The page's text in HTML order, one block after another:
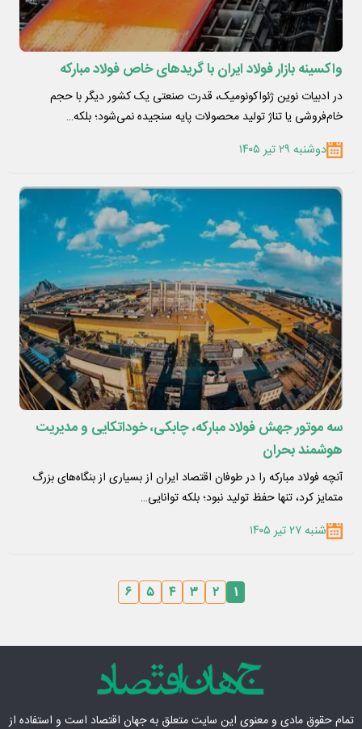
واکسینه بازار فولاد ایران با گریدهای خاص فولاد مبارکه
در ادبیات نوین ژئواکونومیک، قدرت صنعتی یک کشور دیگر با حجم
خام‌فروشی یا تناژ تولید محصولات پایه سنجیده نمی‌شود؛ بلکه…
دوشنبه ۲۹ تیر ۱۴۰۵
سه موتور جهش فولاد مبارکه، چابکی، خوداتکایی و مدیریت
هوشمند بحران
آنچه فولاد مبارکه را در طوفان اقتصاد ایران از بسیاری از بنگاه‌های بزرگ
متمایز کرد، تنها حفظ تولید نبود؛ بلکه توانایی…
شنبه ۲۷ تیر ۱۴۰۵
۱ ۲ ۳ ۴ ۵ ۶
تمام حقوق مادی‌ و معنوی این سایت متعلق بهجهان اقتصاد است و استفاده از